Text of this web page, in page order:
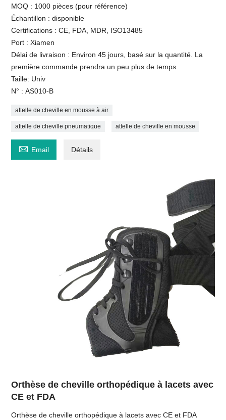
MOQ : 1000 pièces (pour référence)
Échantillon : disponible
Certifications : CE, FDA, MDR, ISO13485
Port : Xiamen
Délai de livraison : Environ 45 jours, basé sur la quantité. La
première commande prendra un peu plus de temps
Taille: Univ
N° : AS010-B
attelle de cheville en mousse à air
attelle de cheville pneumatique attelle de cheville en mousse
 Email Détails
Orthèse de cheville orthopédique à lacets avec
CE et FDA
Orthèse de cheville orthopédique à lacets avec CE et FDA